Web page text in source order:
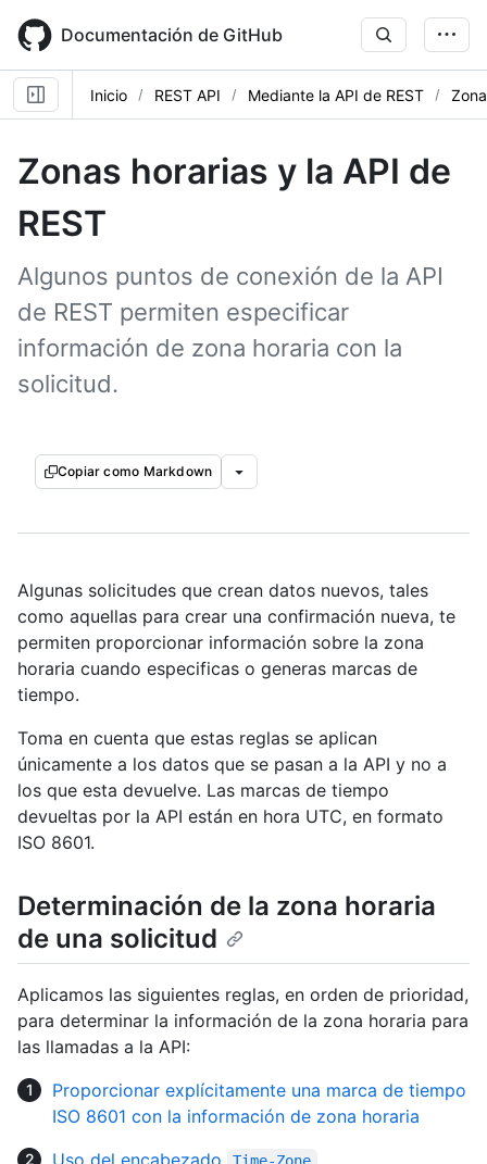
main
content
Documentación de GitHub
Inicio REST API Mediante la API de REST
Zonas horarias y la API de
REST
Algunos puntos de conexión de la API
de REST permiten especificar
información de zona horaria con la
solicitud.
Copiar como Markdown
Algunas solicitudes que crean datos nuevos, tales
como aquellas para crear una confirmación nueva, te
permiten proporcionar información sobre la zona
horaria cuando especificas o generas marcas de
tiempo.
Toma en cuenta que estas reglas se aplican
únicamente a los datos que se pasan a la API y no a
los que esta devuelve. Las marcas de tiempo
devueltas por la API están en hora UTC, en formato
ISO 8601.
Determinación de la zona horaria
de una solicitud
Aplicamos las siguientes reglas, en orden de prioridad,
para determinar la información de la zona horaria para
las llamadas a la API:
Proporcionar explícitamente una marca de tiempo
ISO 8601 con la información de zona horaria